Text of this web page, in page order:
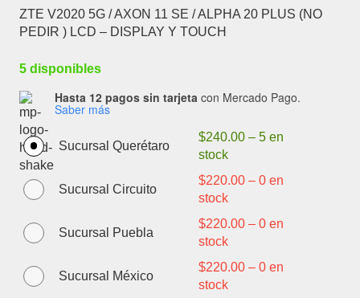
ZTE V2020 5G / AXON 11 SE / ALPHA 20 PLUS (NO
PEDIR ) LCD – DISPLAY Y TOUCH
5 disponibles
Hasta 12 pagos sin tarjeta con Mercado Pago.
Saber más
Sucursal Querétaro
$240.00– 5 en
stock
Sucursal Circuito
$220.00– 0 en
stock
Sucursal Puebla
$220.00– 0 en
stock
Sucursal México
$220.00– 0 en
stock